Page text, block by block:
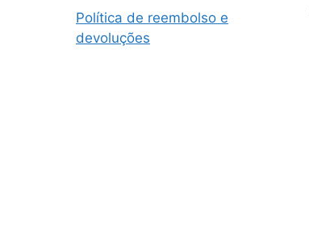
Política de reembolso e
devoluções